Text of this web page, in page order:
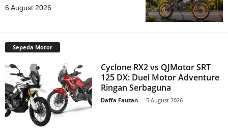
6 August 2026
Sepeda Motor
Cyclone RX2 vs QJMotor SRT
125 DX: Duel Motor Adventure
Ringan Serbaguna
Daffa Fauzan 5 August 2026